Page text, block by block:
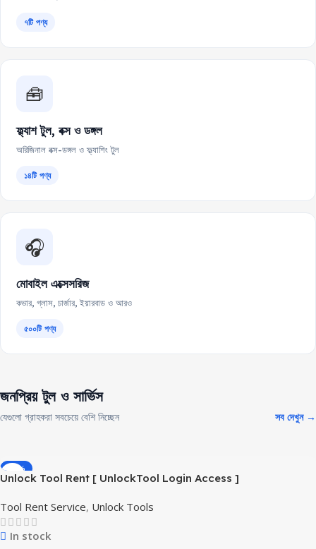
৭টি পণ্য
🧰
ফ্ল্যাশ টুল, বক্স ও ডঙ্গল
অরিজিনাল বক্স-ডঙ্গল ও ফ্ল্যাশিং টুল
১৪টি পণ্য
🎧
মোবাইল এক্সেসরিজ
কভার, গ্লাস, চার্জার, ইয়ারবাড ও আরও
৫০০টি পণ্য
জনপ্রিয় টুল ও সার্ভিস
যেগুলো গ্রাহকরা সবচেয়ে বেশি নিচ্ছেন সব দেখুন →
-45%
Unlock Tool Rent [ UnlockTool Login Access ]
Tool Rent Service, Unlock Tools
In stock